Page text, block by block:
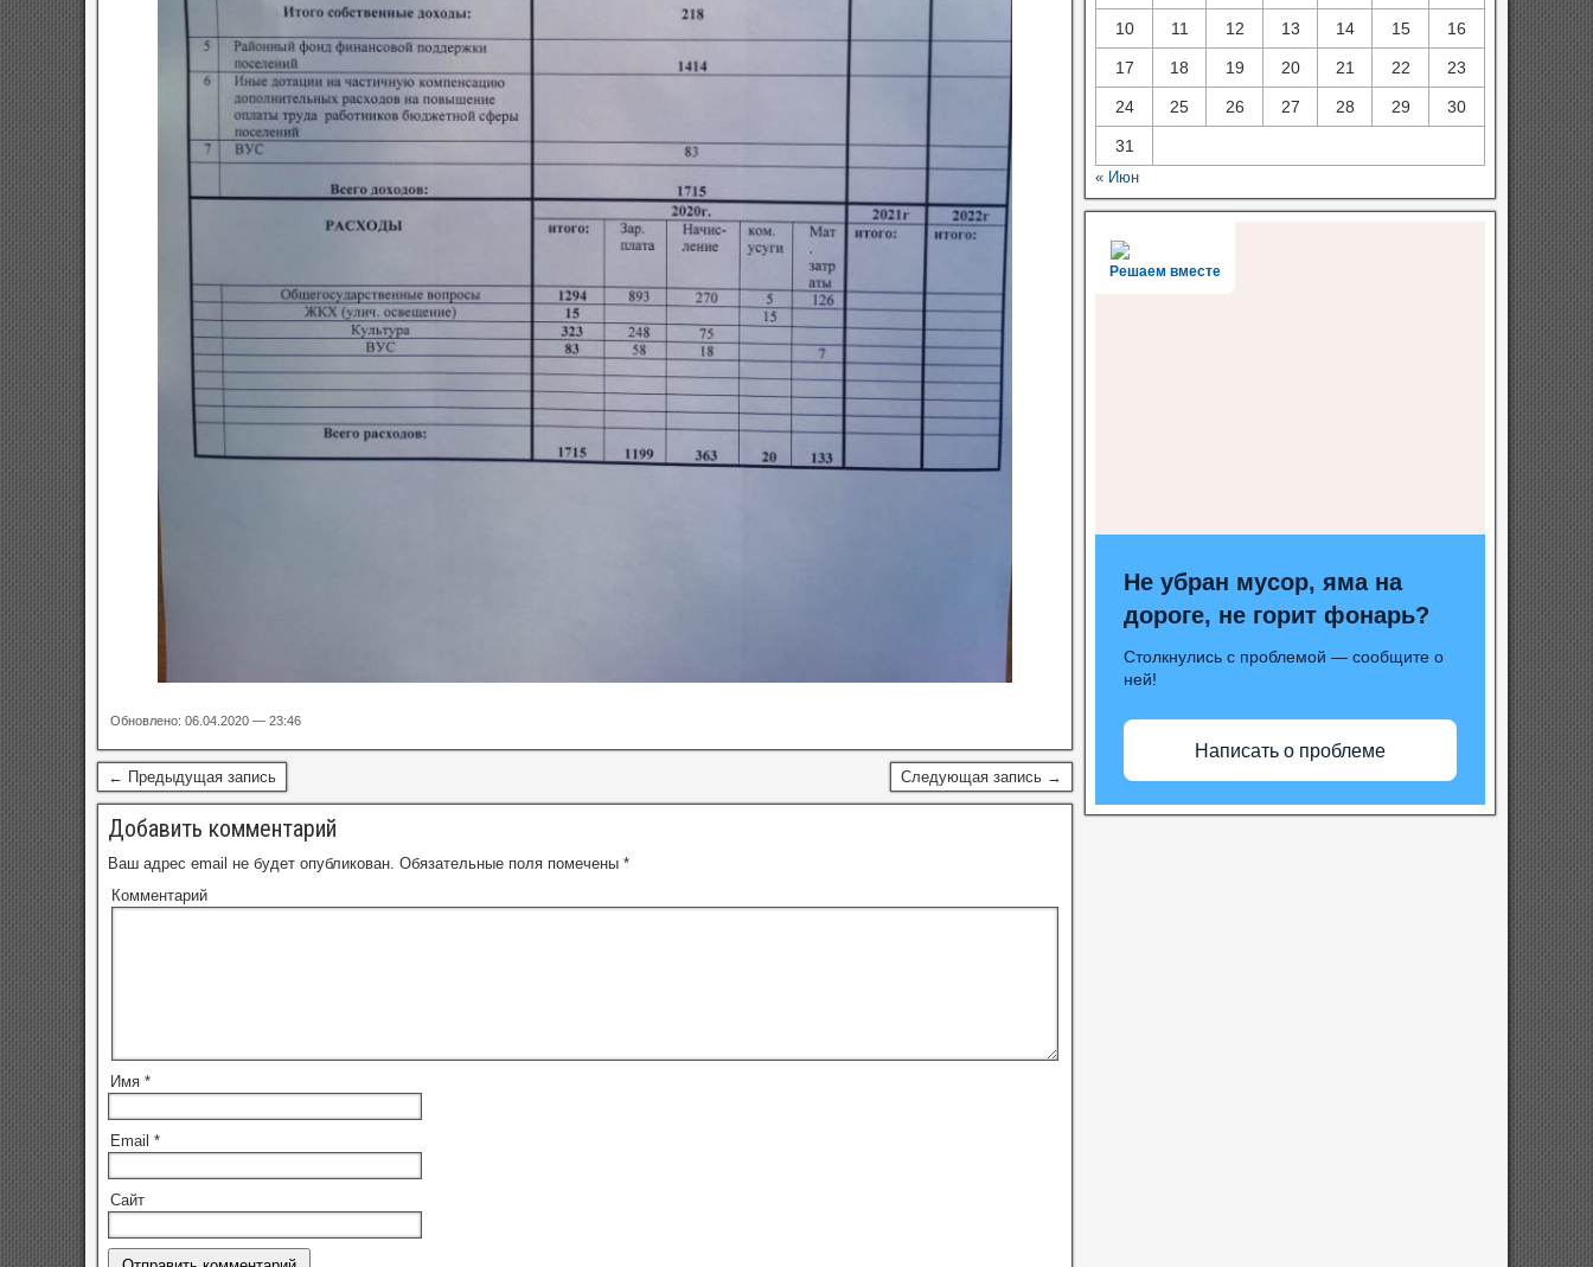
Обновлено: 06.04.2020 — 23:46
← Предыдущая запись Следующая запись →
Добавить комментарий
Ваш адрес email не будет опубликован. Обязательные поля помечены *
Комментарий
Имя *
Email *
Сайт
10 11 12 13 14 15 16
17 18 19 20 21 22 23
24 25 26 27 28 29 30
31
« Июн
Решаем вместе
Не убран мусор, яма на
дороге, не горит фонарь?
Столкнулись с проблемой — сообщите о
ней!
Написать о проблеме